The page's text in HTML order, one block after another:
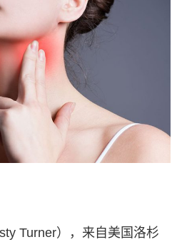
Turner），来自美国洛杉